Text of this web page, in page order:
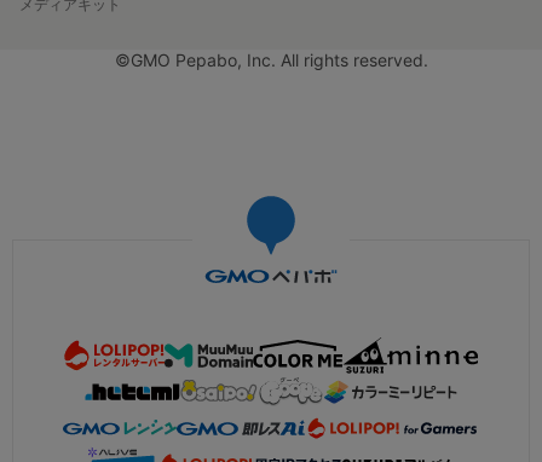
メディアキット
©GMO Pepabo, Inc. All rights reserved.